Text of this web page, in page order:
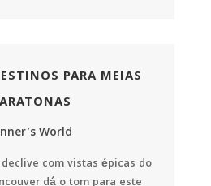
PARA MEIAS
World
com vistas épicas do